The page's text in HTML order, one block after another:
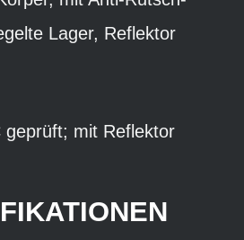
Lager, Reflektor
geprüft; mit Reflektor